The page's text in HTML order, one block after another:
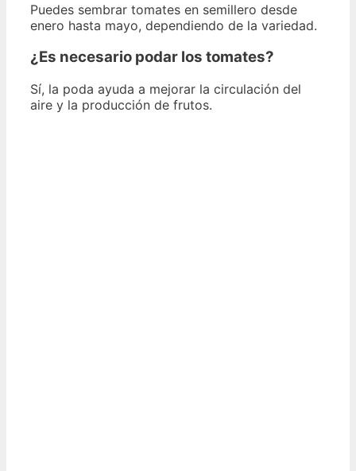
Puedes sembrar tomates en semillero desde
enero hasta mayo, dependiendo de la variedad.
¿Es necesario podar los tomates?
Sí, la poda ayuda a mejorar la circulación del
aire y la producción de frutos.